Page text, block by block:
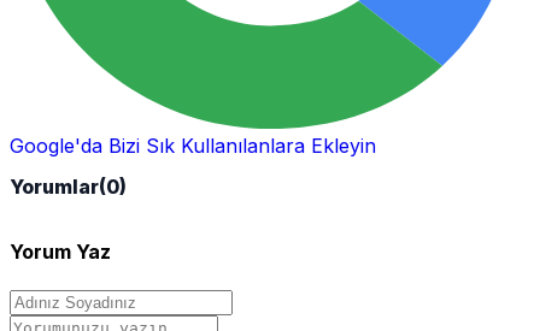
Google'da Bizi Sık Kullanılanlara Ekleyin
Yorumlar(0)
Yorum Yaz